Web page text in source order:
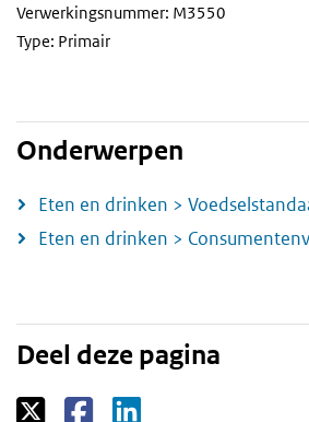
Verwerkingsnummer: M3550
Type: Primair
Onderwerpen
Eten en drinken >
Eten en drinken >
Deel deze pagina